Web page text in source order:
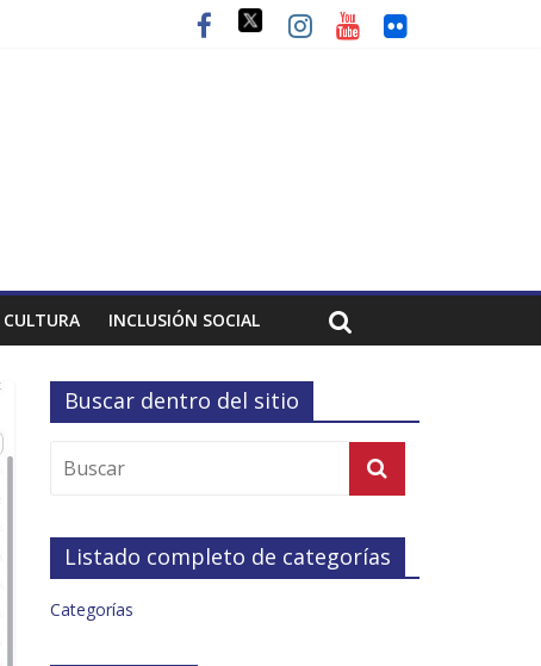
CULTURA INCLUSIÓN SOCIAL
Buscar dentro del sitio
Listado completo de categorías
Categorías